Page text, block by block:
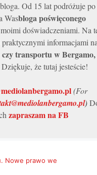
Od 15 lat podróżuje po
Wasbloga poświęconego
doświadczeniami. Na
informacjami
transportu w Bergamo,
że tutaj jesteście!
(For
)
zapraszam na FB
Nowe prawo we